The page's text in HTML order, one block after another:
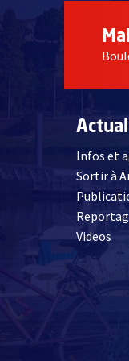
Infos et
Sortir à
Videos,